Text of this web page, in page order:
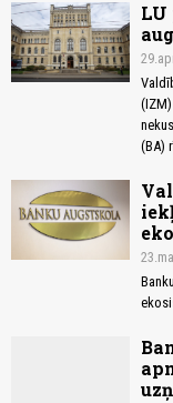
LU
(BA)